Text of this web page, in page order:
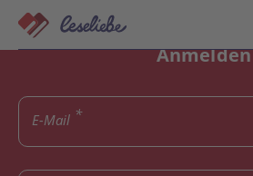
Direkt
zum
Inhalt
Anmelden
E-Mail